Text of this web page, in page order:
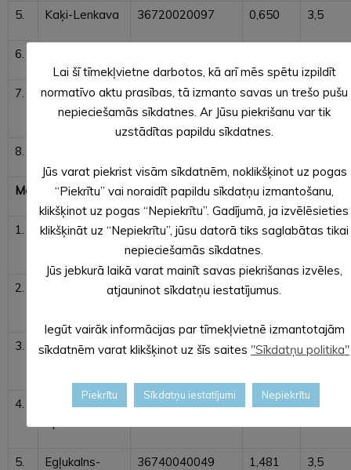
5. Kaķi-Lenkava 36720020097 0,650 3,5
6.
7.
Ūbuļi-
Aizkalnieši
36720030119001 1,280 3,5
8.
Mālupes pagastā
1.
Mālupe-
36740020172001 6,580 3,5
2. 36740020169001 3,491
3.
Sofikalns-
36740060152 1,240 3,5
4.
Sofikalns-
36740060151 0,560 3,5
5.
Egļukalns-
36740040049 1,481 3,5
Lai šī tīmekļvietne darbotos, kā arī mēs spētu izpildīt
normatīvo aktu prasības, tā izmanto savas un trešo pušu
nepieciešamās sīkdatnes. Ar Jūsu piekrišanu var tik
uzstādītas papildu sīkdatnes.
Jūs varat piekrist visām sīkdatnēm, noklikšķinot uz pogas
“Piekrītu” vai noraidīt papildu sīkdatņu izmantošanu,
klikšķinot uz pogas “Nepiekrītu”. Gadījumā, ja izvēlēsieties
klikšķināt uz “Nepiekrītu”, jūsu datorā tiks saglabātas tikai
nepieciešamās sīkdatnes.
Jūs jebkurā laikā varat mainīt savas piekrišanas izvēles,
atjauninot sīkdatņu iestatījumus.
Iegūt vairāk informācijas par tīmekļvietnē izmantotajām
sīkdatnēm varat klikšķinot uz šīs saites "Sīkdatņu politika"
Piekrītu Sīkdatņu iestatījumi Nepiekrītu